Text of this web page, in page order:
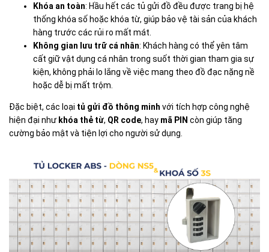
Khóa an toàn: Hầu hết các tủ gửi đồ đều được trang bị hệ
thống khóa số hoặc khóa từ, giúp bảo vệ tài sản của khách
hàng trước các rủi ro mất mát.
Không gian lưu trữ cá nhân: Khách hàng có thể yên tâm
cất giữ vật dụng cá nhân trong suốt thời gian tham gia sự
kiện, không phải lo lắng về việc mang theo đồ đạc nặng nề
hoặc dễ bị mất trộm.
Đặc biệt, các loại tủ gửi đồ thông minh với tích hợp công nghệ
hiện đại như khóa thẻ từ, QR code, hay mã PIN còn giúp tăng
cường bảo mật và tiện lợi cho người sử dụng.